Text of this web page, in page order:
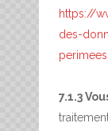
https://
des-
perimees
7.1.3